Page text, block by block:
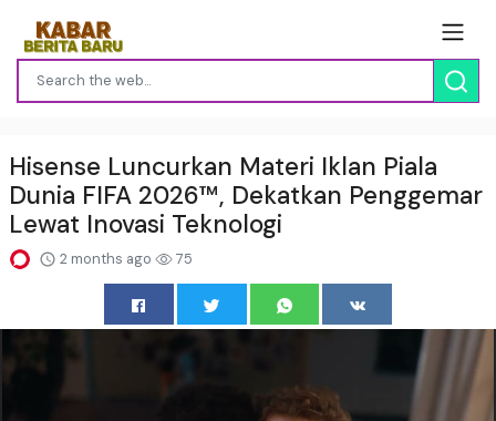
Hisense Luncurkan Materi Iklan Piala
Dunia FIFA 2026™, Dekatkan Penggemar
Lewat Inovasi Teknologi
2 months ago 75